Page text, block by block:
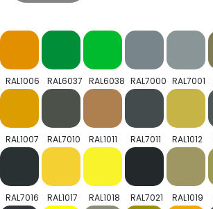
RAL1006 RAL6037 RAL6038 RAL7000 RAL7001
RAL1007 RAL7010 RAL1011 RAL7011 RAL1012
RAL7016 RAL1017 RAL1018 RAL7021 RAL1019